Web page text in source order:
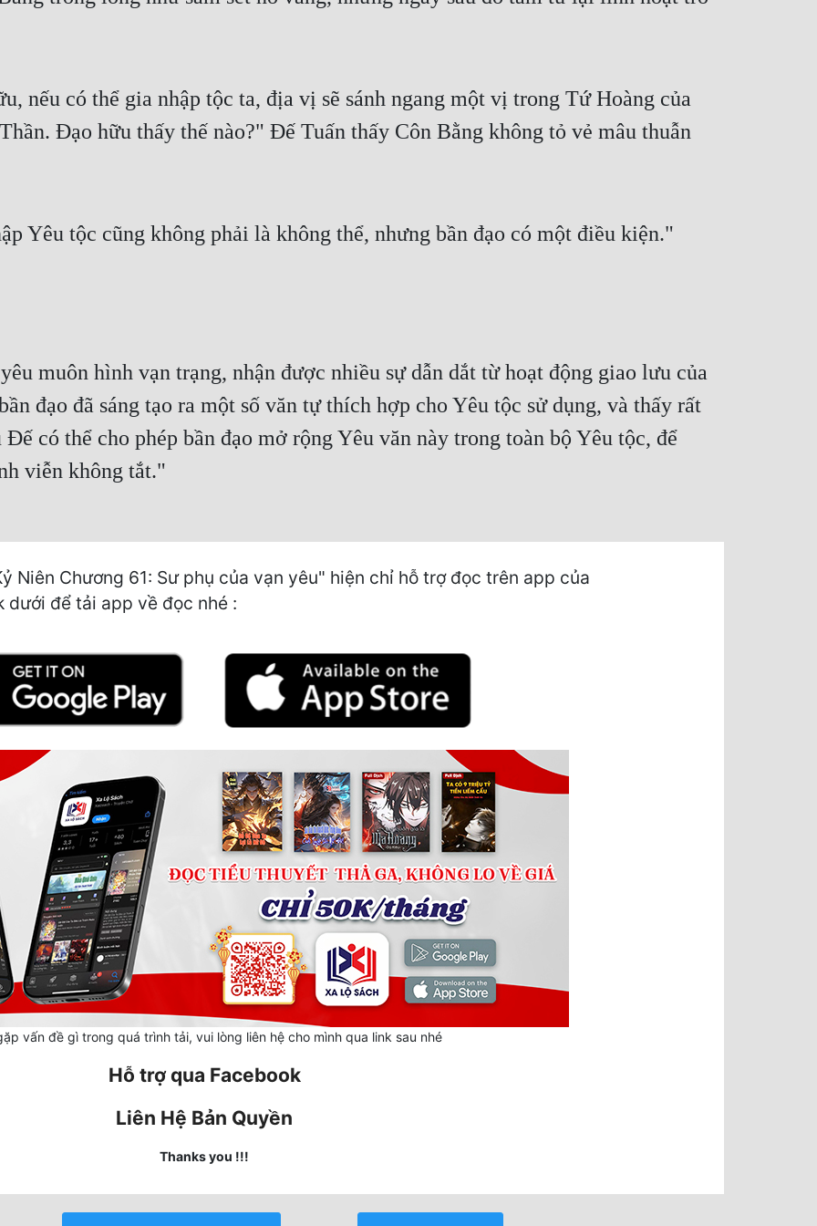
nếu có thể gia nhập tộc ta, địa vị sẽ sánh ngang một vị trong Tứ Hoàng của
Đạo hữu thấy thế nào?" Đế Tuấn thấy Côn Bằng không tỏ vẻ mâu thuẫn
Yêu tộc cũng không phải là không thể, nhưng bần đạo có một điều kiện."
muôn hình vạn trạng, nhận được nhiều sự dẫn dắt từ hoạt động giao lưu của
đạo đã sáng tạo ra một số văn tự thích hợp cho Yêu tộc sử dụng, và thấy rất
có thể cho phép bần đạo mở rộng Yêu văn này trong toàn bộ Yêu tộc, để
viễn không tắt."
Niên Chương 61: Sư phụ của vạn yêu" hiện chỉ hỗ trợ đọc trên app của
để tải app về đọc nhé :
vấn đề gì trong quá trình tải, vui lòng liên hệ cho mình qua link sau nhé
Hỗ trợ qua Facebook
Liên Hệ Bản Quyền
Thanks you !!!